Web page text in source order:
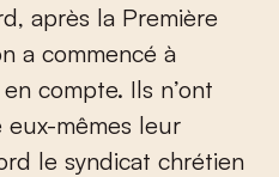
après la Première
a commencé à
compte. Ils n’ont
eux-mêmes leur
le syndicat chrétien